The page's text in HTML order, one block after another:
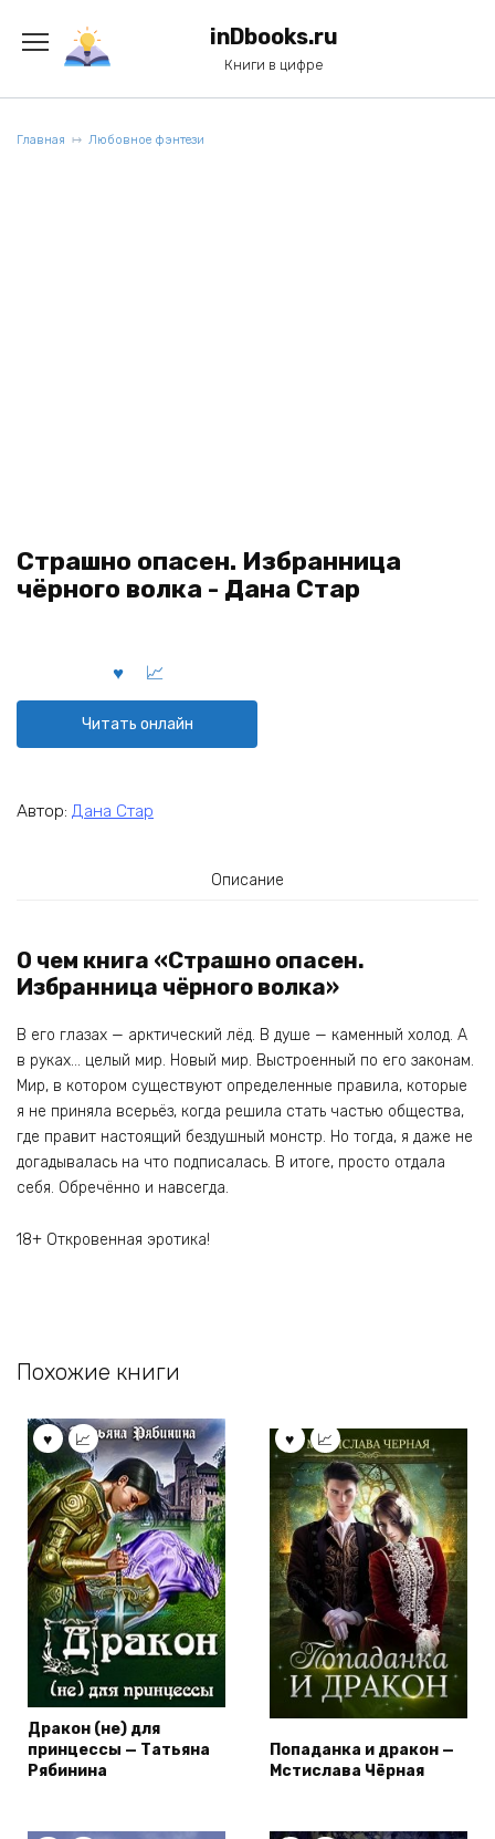
содержанию
inDbooks.ru
Книги в цифре
Главная Любовное фэнтези
Страшно опасен. Избранница
чёрного волка - Дана Стар
Читать онлайн
Автор: Дана Стар
Описание
О чем книга «Страшно опасен.
Избранница чёрного волка»
В его глазах — арктический лёд. В душе — каменный холод. А
в руках… целый мир. Новый мир. Выстроенный по его законам.
Мир, в котором существуют определенные правила, которые
я не приняла всерьёз, когда решила стать частью общества,
где правит настоящий бездушный монстр. Но тогда, я даже не
догадывалась на что подписалась. В итоге, просто отдала
себя. Обречённо и навсегда.
18+ Откровенная эротика!
Похожие книги
Дракон (не) для
принцессы — Татьяна
Рябинина
Попаданка и дракон —
Мстислава Чёрная